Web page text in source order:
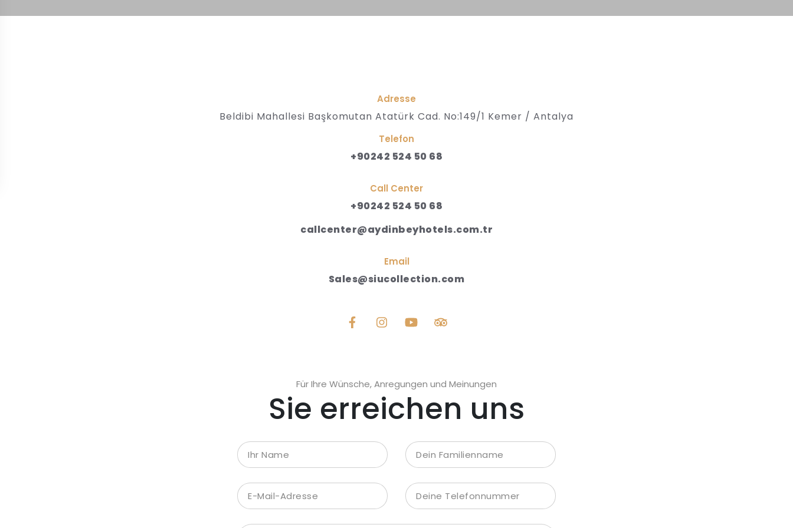
Adresse
Beldibi Mahallesi Başkomutan Atatürk Cad. No:149/1 Kemer / Antalya
Telefon
+90242 524 50 68
Call Center
+90242 524 50 68
callcenter@aydinbeyhotels.com.tr
Email
Sales@siucollection.com
Für Ihre Wünsche, Anregungen und Meinungen
Sie erreichen uns